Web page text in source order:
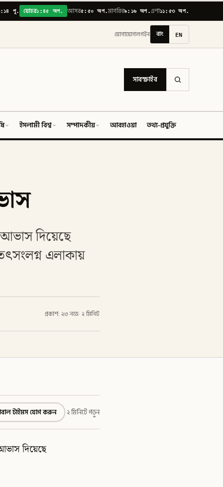
পূ. যোহর১:৪৫ অপ. আসর৫:৫০ অপ.মাগরিব৯:১৬ অপ.এশা১১:৫৩ অপ.
যোগাযোগলগইন বাং EN
সাবস্ক্রাইব
ইসলামী বিশ্ব সম্পাদকীয় আবহাওয়া তথ্য-প্রযুক্তি
দিয়েছে
এলাকায়
প্রকাশ: ২৩ নভে· ২ মিনিট
টাইমস যোগ করুন ২ মিনিটে পড়ুন
দিয়েছে